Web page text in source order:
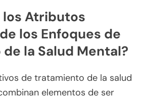
los Atributos
los Enfoques de
la Salud Mental?
de tratamiento de la salud
elementos de ser